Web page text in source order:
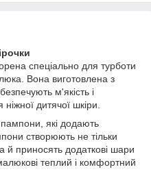
спеціально для турботи
Вона виготовлена з
м'якість і
дитячої шкіри.
які додають
створюють не тільки
й приносять додаткові шари
теплий і комфортний